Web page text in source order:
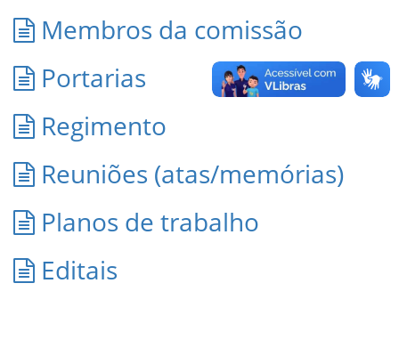
Membros da comissão
Portarias
Regimento
Reuniões (atas/memórias)
Planos de trabalho
Editais